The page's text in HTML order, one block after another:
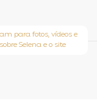
para fotos, vídeos e
Selena e o site